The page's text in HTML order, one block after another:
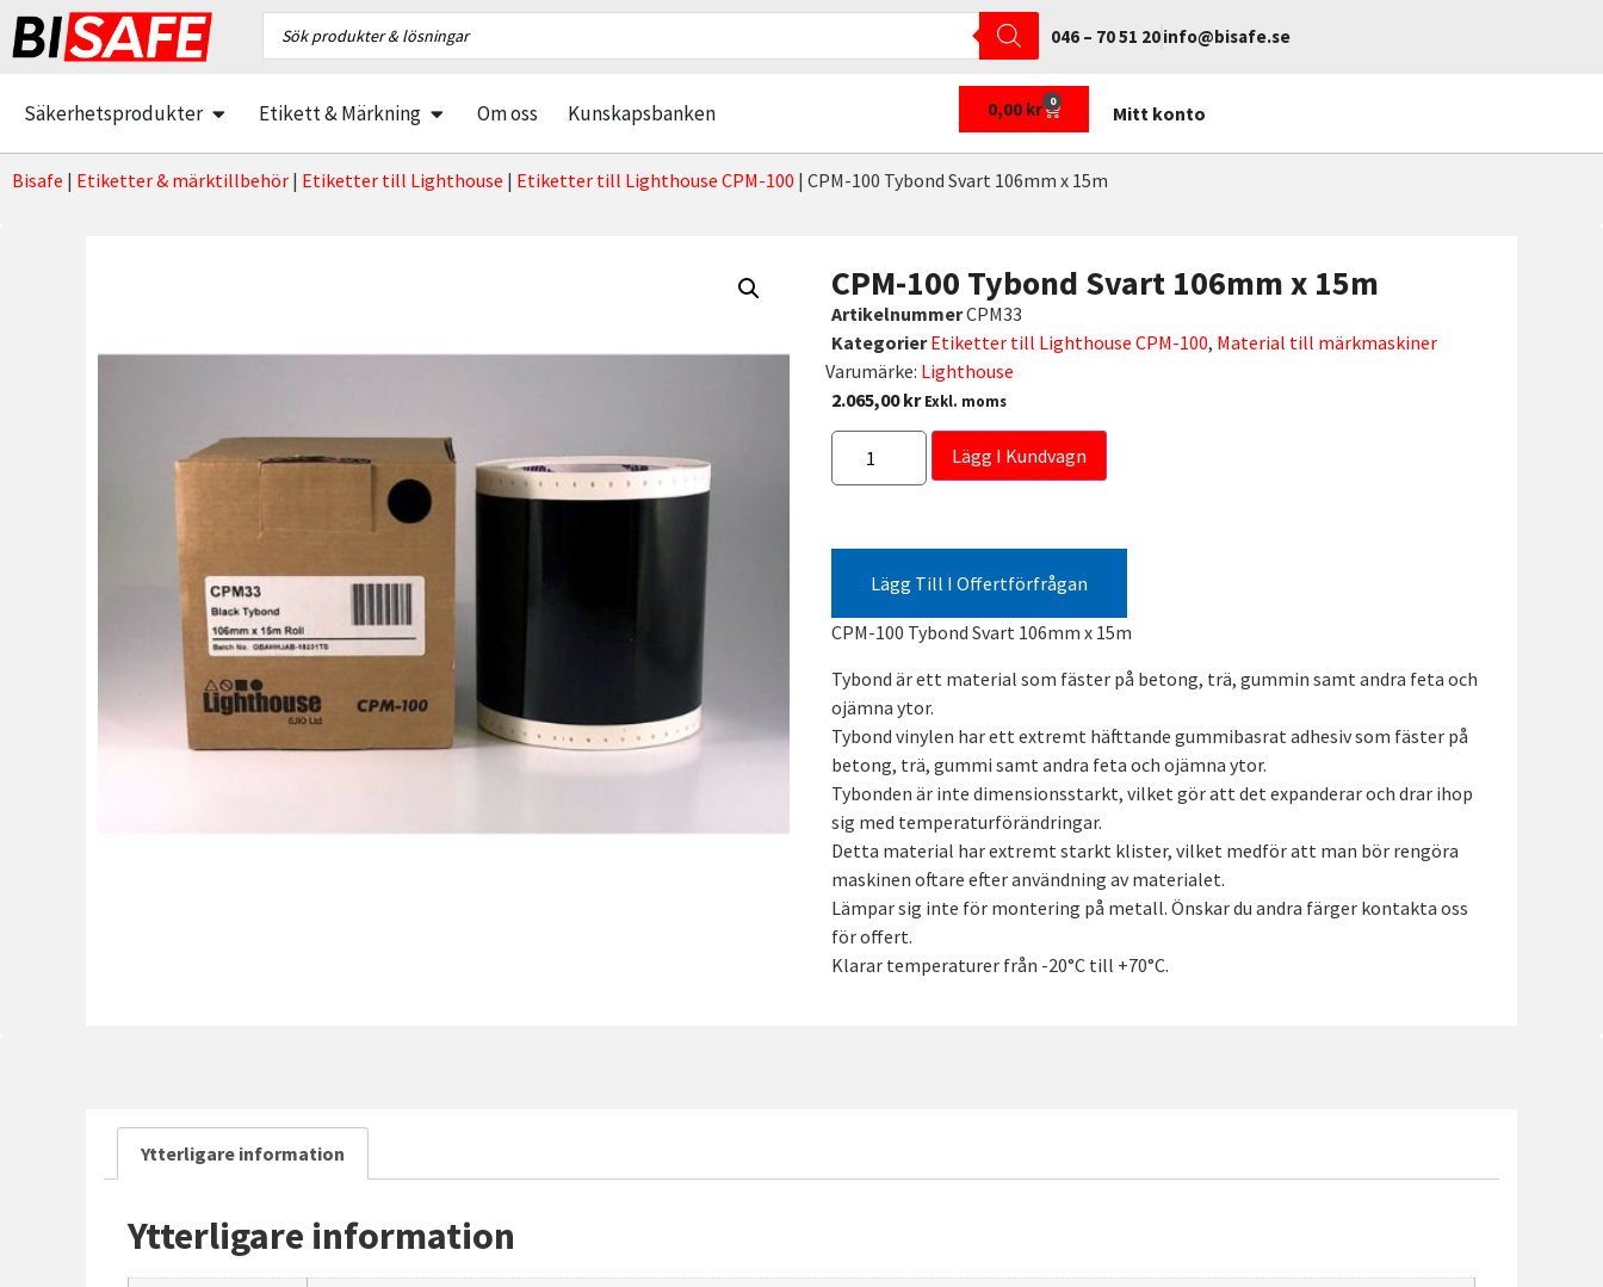
046 – 70 51 20info@bisafe.se
Säkerhetsprodukter Etikett & Märkning Om oss Kunskapsbanken 0,00 kr 0
Mitt konto
Bisafe | Etiketter & märktillbehör | Etiketter till Lighthouse | Etiketter till Lighthouse CPM-100 | CPM-100 Tybond Svart 106mm x 15m
CPM-100 Tybond Svart 106mm x 15m
ArtikelnummerCPM33
Kategorier Etiketter till Lighthouse CPM-100, Material till märkmaskiner
Varumärke: Lighthouse
2.065,00kr Exkl. moms
Lägg I Kundvagn
Lägg Till I Offertförfrågan
CPM-100 Tybond Svart 106mm x 15m
Tybond är ett material som fäster på betong, trä, gummin samt andra feta och
ojämna ytor.
Tybond vinylen har ett extremt häfttande gummibasrat adhesiv som fäster på
betong, trä, gummi samt andra feta och ojämna ytor.
Tybonden är inte dimensionsstarkt, vilket gör att det expanderar och drar ihop
sig med temperaturförändringar.
Detta material har extremt starkt klister, vilket medför att man bör rengöra
maskinen oftare efter användning av materialet.
Lämpar sig inte för montering på metall. Önskar du andra färger kontakta oss
för offert.
Klarar temperaturer från -20°C till +70°C.
Ytterligare information
Ytterligare information